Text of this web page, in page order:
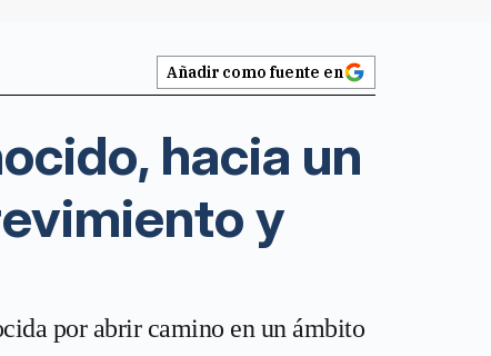
Añadir como fuente en
hacia un
y
por abrir camino en un ámbito